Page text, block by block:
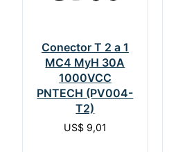
Conector T 2 a 1
MC4 MyH 30A
1000VCC
PNTECH (PV004-
T2)
US$9,01